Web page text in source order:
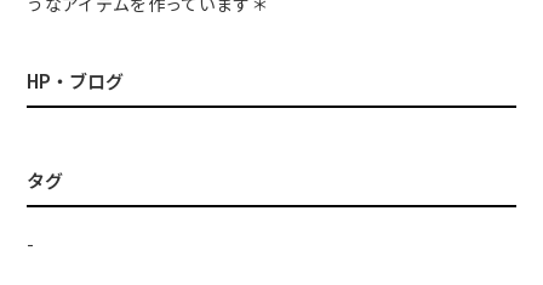
HP・ブログ
タグ
-